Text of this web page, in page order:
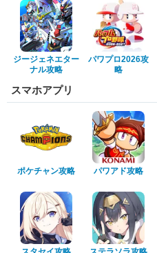
ジージェネエター
ナル攻略
パワプロ2026攻
略
スマホアプリ
ポケチャン攻略 パワアド攻略